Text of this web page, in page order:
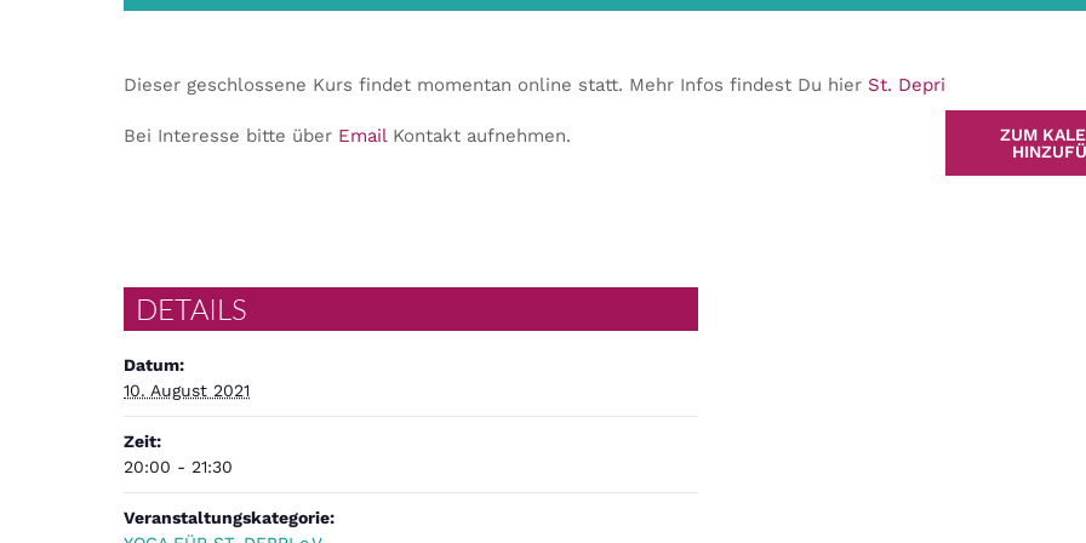
Dieser geschlossene Kurs findet momentan online statt. Mehr Infos findest Du hier St. Depri
Bei Interesse bitte über EmailKontakt aufnehmen.
ZUM
DETAILS
Datum:
10. August 2021
Zeit:
20:00 - 21:30
Veranstaltungskategorie: